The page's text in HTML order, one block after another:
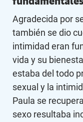
Agradecida por
también se dio
intimidad eran
vida y su
estaba del todo
sexual y la
Paula se
sexo resultaba